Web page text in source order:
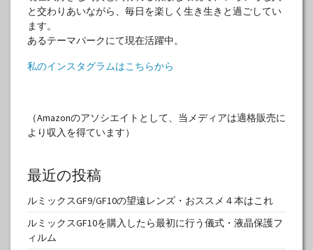
と交わりあいながら、毎日を楽しく生き生きと過ごしてい
ます。
あるテーマパークにて現在活躍中。
私のインスタグラムはこちらから
（Amazonのアソシエイトとして、当メディアは適格販売に
より収入を得ています）
最近の投稿
ルミックスGF9/GF10の望遠レンズ・おススメ４本はこれ
ルミックスGF10を購入したら最初に行う儀式・液晶保護フ
ィルム